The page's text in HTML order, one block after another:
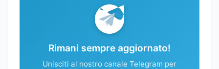
Rimani sempre aggiornato!
Unisciti al nostro canale Telegram per